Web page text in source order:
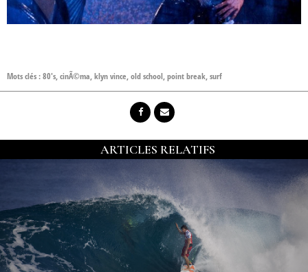
Mots clés :80's,cinÃ©ma,klyn vince,old school,point break,surf
ARTICLES RELATIFS